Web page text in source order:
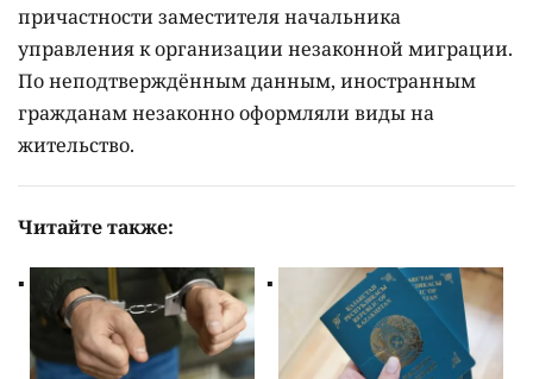
причастности заместителя начальника
управления к организации незаконной миграции.
По неподтверждённым данным, иностранным
гражданам незаконно оформляли виды на
жительство.
Читайте также: